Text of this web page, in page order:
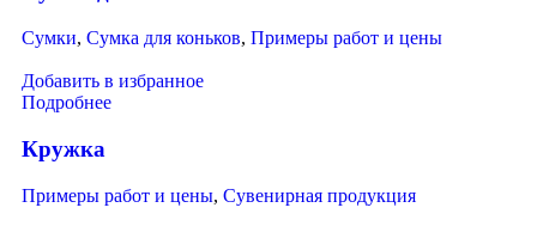
Сумки, Сумка для коньков, Примеры работ и цены
Добавить в избранное
Подробнее
Кружка
Примеры работ и цены, Сувенирная продукция